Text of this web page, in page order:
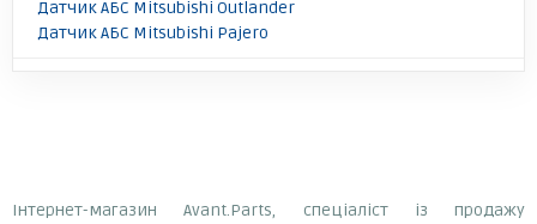
Датчик АБС Mitsubishi Outlander
Датчик АБС Mitsubishi Pajero
Інтернет-магазин Avant.Parts, спеціаліст із продажу